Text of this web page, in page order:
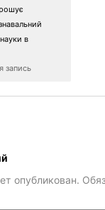
в
запись
опубликован.